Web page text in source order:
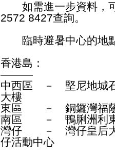
如需進一步資料，可
2572 8427查詢。
臨時避暑中心的地
香港島：
———
中西區 － 堅尼地城
大樓
東區 － 銅鑼灣福蔭
南區 － 鴨脷洲利東
灣仔 － 灣仔皇后大
仔活動中心